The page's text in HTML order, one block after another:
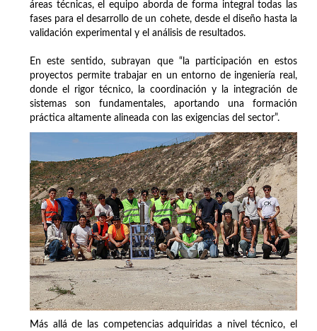
áreas técnicas, el equipo aborda de forma integral todas las
fases para el desarrollo de un cohete, desde el diseño hasta la
validación experimental y el análisis de resultados.
En este sentido, subrayan que “la participación en estos
proyectos permite trabajar en un entorno de ingeniería real,
donde el rigor técnico, la coordinación y la integración de
sistemas son fundamentales, aportando una formación
práctica altamente alineada con las exigencias del sector”.
Más allá de las competencias adquiridas a nivel técnico, el